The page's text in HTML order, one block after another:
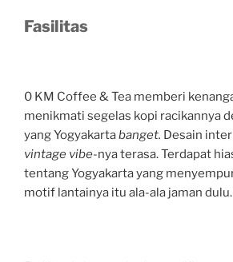
Fasilitas
0 KM Coffee & Tea memberi
menikmati segelas kopi racikannya
yang Yogyakartabanget. Desain
vintage vibe-nya terasa. Terdapat
tentang Yogyakarta yang
motif lantainya itu ala-ala jaman dulu.